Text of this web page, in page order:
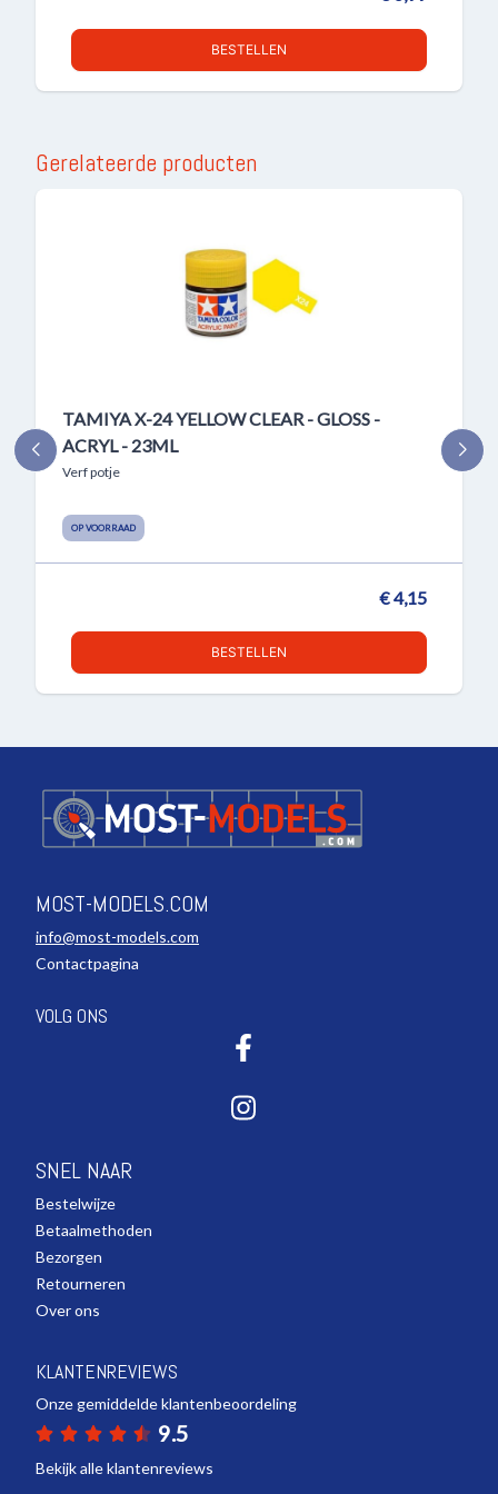
BESTELLEN
Gerelateerde producten
TAMIYA X-24 YELLOW CLEAR - GLOSS -
ACRYL - 23ML
Verf potje
OP VOORRAAD
€ 4,15
BESTELLEN
MOST-MODELS.COM
info@most-models.com
Contactpagina
VOLG ONS
SNEL NAAR
Bestelwijze
Betaalmethoden
Bezorgen
Retourneren
Over ons
KLANTENREVIEWS
Onze gemiddelde klantenbeoordeling
9.5
Bekijk alle klantenreviews